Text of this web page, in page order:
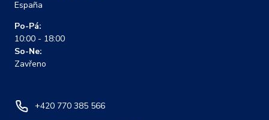
España
Po-Pá:
10:00 - 18:00
So-Ne:
Zavřeno
+420 770 385 566